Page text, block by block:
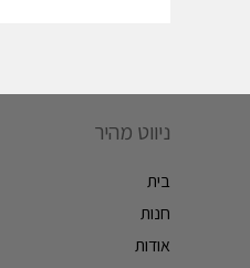
ניווט מהיר
בית
חנות
אודות